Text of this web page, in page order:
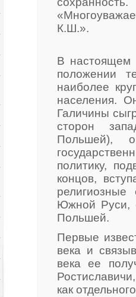
К.Ш.».
В настоящем
положении
наиболее
населения.
Галичины
сторон
Польшей),
политику,
концов,
Южной Руси,
Польшей.
Первые
века и
века ее
как